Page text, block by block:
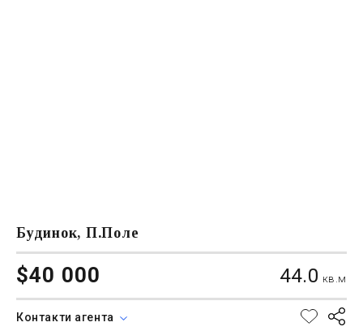
Будинок, П.Поле
$40 000 44.0 кв.м
Контакти агента